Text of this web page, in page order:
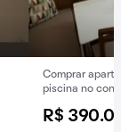
Comprar
piscina no
R$